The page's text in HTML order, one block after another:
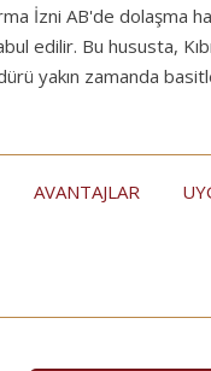
İzni AB'de dolaşma
edilir. Bu hususta,
yakın zamanda
AVANTAJLAR